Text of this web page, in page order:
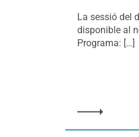
La sessió del
disponible al
Programa: […]